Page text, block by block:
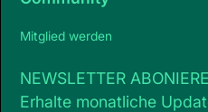
Mitglied werden
NEWSLETTER
Erhalte monatliche